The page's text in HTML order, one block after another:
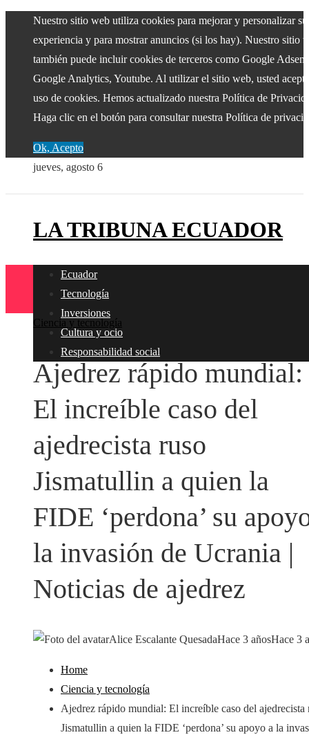
Nuestro sitio web utiliza cookies para mejorar y personalizar su
experiencia y para mostrar anuncios (si los hay). Nuestro sitio
también puede incluir cookies de terceros como Google
Google Analytics, Youtube. Al utilizar el sitio web, usted
uso de cookies. Hemos actualizado nuestra Política de
Haga clic en el botón para consultar nuestra Política de
Ok, Acepto
jueves, agosto 6
LA TRIBUNA ECUADOR
Ecuador
Tecnología
Inversiones
Cultura y ocio
Responsabilidad social
Ciencia y tecnología
Ajedrez rápido mundial:
El increíble caso del
ajedrecista ruso
Jismatullin a quien la
FIDE ‘perdona’ su
la invasión de Ucrania |
Noticias de ajedrez
Alice Escalante QuesadaHace 3 añosHace 3
Home
Ciencia y tecnología
Ajedrez rápido mundial: El increíble caso del ajedrecista
Jismatullin a quien la FIDE ‘perdona’ su apoyo a la